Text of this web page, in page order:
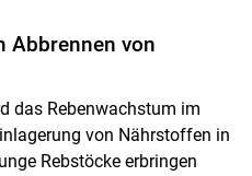
Abbrennen von
das Rebenwachstum im
von Nährstoffen in
Rebstöcke erbringen